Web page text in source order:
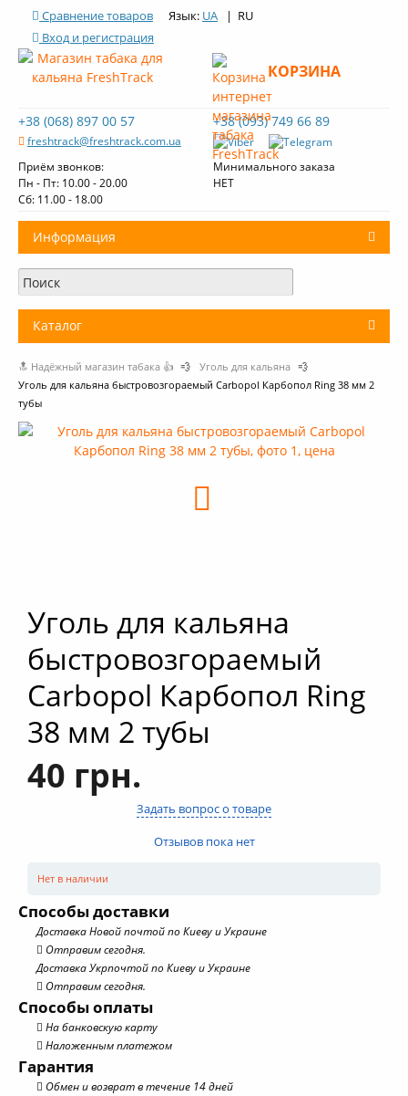
Сравнение товаров Язык: UA | RU
Вход и регистрация
+38 (068) 897 00 57
freshtrack@freshtrack.com.ua
+38 (093) 749 66 89
Приём звонков:
Пн - Пт: 10.00 - 20.00
Cб: 11.00 - 18.00
Минимального заказа
НЕТ
КОРЗИНА
Информация
О нас
Доставка и оплата
Обзоры табака Fresh Track
Каталог
Табак для кальяна
Уголь для кальяна
Кальяны
🔝 Надёжный магазин табака 👍 💨 Уголь для кальяна 💨
Уголь для кальяна быстровозгораемый Carbopol Карбопол Ring 38 мм 2
тубы
Уголь для кальяна
быстровозгораемый
Carbopol Карбопол Ring
38 мм 2 тубы
40 грн.
Задать вопрос о товаре
Отзывов пока нет
Нет в наличии
Способы доставки
Доставка Новой почтой по Киеву и Украине
Отправим сегодня.
Доставка Укрпочтой по Киеву и Украине
Отправим сегодня.
Способы оплаты
На банковскую карту
Наложенным платежом
Гарантия
Обмен и возврат в течение 14 дней